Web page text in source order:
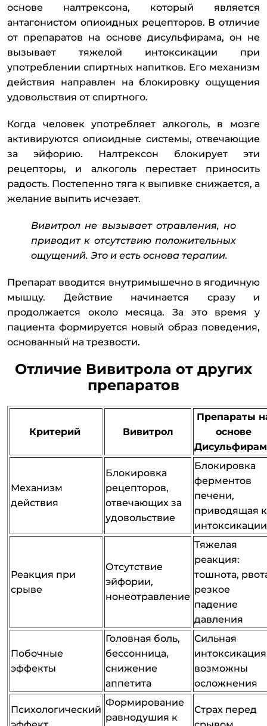
основе налтрексона, который является
антагонистом опиоидных рецепторов. В отличие
от препаратов на основе дисульфирама, он не
вызывает тяжелой интоксикации при
употреблении спиртных напитков. Его механизм
действия направлен на блокировку ощущения
удовольствия от спиртного.
Когда человек употребляет алкоголь, в мозге
активируются опиоидные системы, отвечающие
за эйфорию. Налтрексон блокирует эти
рецепторы, и алкоголь перестает приносить
радость. Постепенно тяга к выпивке снижается, а
желание выпить исчезает.
Вивитрол не вызывает отравления, но
приводит к отсутствию положительных
ощущений. Это и есть основа терапии.
Препарат вводится внутримышечно в ягодичную
мышцу. Действие начинается сразу и
продолжается около месяца. За это время у
пациента формируется новый образ поведения,
основанный на трезвости.
Отличие Вивитрола от других
препаратов
Критерий Вивитрол
Препараты
основе
Механизм
действия
Блокировка
рецепторов,
отвечающих за
удовольствие
Блокировка
ферментов
печени,
приводящая к
интоксикации
Реакция при
срыве
Отсутствие
эйфории,
нонеотравление
Тяжелая
реакция:
тошнота,
резкое
падение
давления
Побочные
эффекты
Головная боль,
бессонница,
снижение
аппетита
Сильная
возможны
осложнения
Психологический
Формирование
равнодушия к
Страх перед